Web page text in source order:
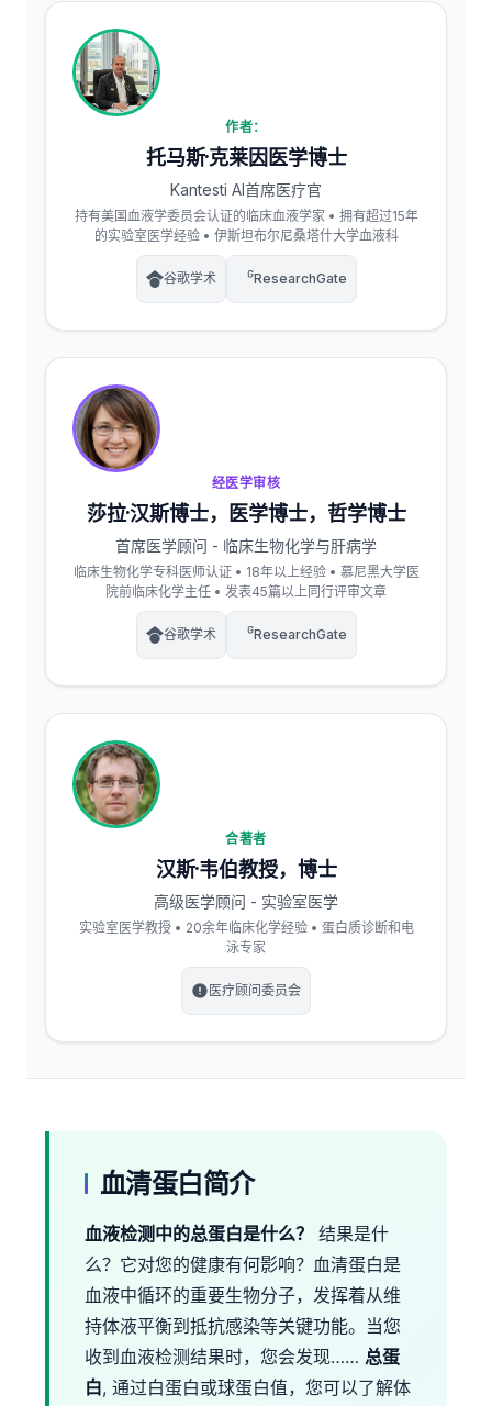
作者：
托马斯·克莱因医学博士
Kantesti AI首席医疗官
持有美国血液学委员会认证的临床血液学家 • 拥有超过15年
的实验室医学经验 • 伊斯坦布尔尼桑塔什大学血液科
谷歌学术 ResearchGate
经医学审核
莎拉·汉斯博士，医学博士，哲学博士
首席医学顾问 - 临床生物化学与肝病学
临床生物化学专科医师认证 • 18年以上经验 • 慕尼黑大学医
院前临床化学主任 • 发表45篇以上同行评审文章
谷歌学术 ResearchGate
合著者
汉斯·韦伯教授，博士
高级医学顾问 - 实验室医学
实验室医学教授 • 20余年临床化学经验 • 蛋白质诊断和电
泳专家
医疗顾问委员会
血清蛋白简介
血液检测中的总蛋白是什么？
结果是什
么？它对您的健康有何影响？血清蛋白是
血液中循环的重要生物分子，发挥着从维
持体液平衡到抵抗感染等关键功能。当您
收到血液检测结果时，您会发现…… 总蛋
白, 通过白蛋白或球蛋白值，您可以了解体